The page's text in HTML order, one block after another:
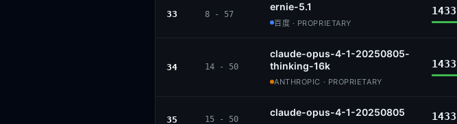
33 8 - 57
ernie-5.1
百度 · PROPRIETARY
1433
34 14 - 50
claude-opus-4-1-20250805-
thinking-16k
ANTHROPIC · PROPRIETARY
1433
35 15 - 50
claude-opus-4-1-20250805 1433